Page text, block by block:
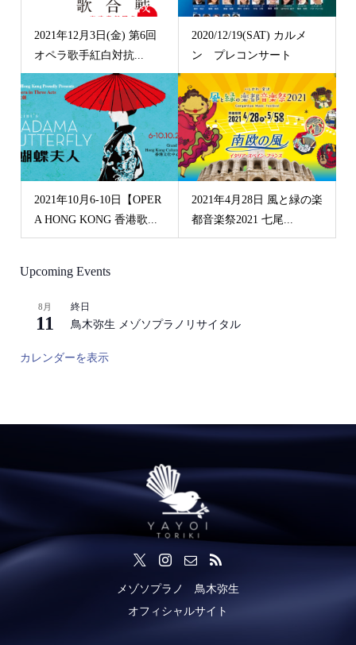
2021年12月3日(金) 第6回
オペラ歌手紅白対抗...
2020/12/19(SAT) カルメ
ン プレコンサート
2021年10月6-10日【OPER
A HONG KONG 香港歌...
2021年4月28日 風と緑の楽
都音楽祭2021 七尾...
Upcoming Events
8月
11
終日
鳥木弥生 メゾソプラノリサイタル
カレンダーを表示
メゾソプラノ 鳥木弥生
オフィシャルサイト